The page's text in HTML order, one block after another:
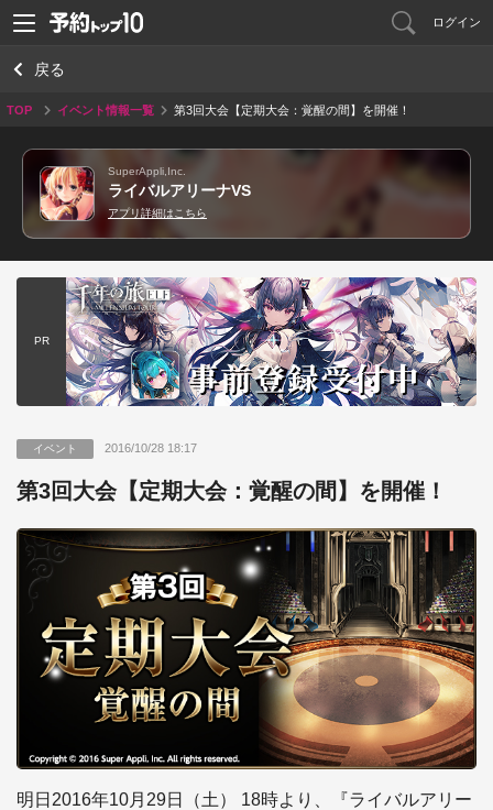
ログイン
戻る
TOP イベント情報一覧 第3回大会【定期大会：覚醒の間】を開催！
SuperAppli,Inc.
ライバルアリーナVS
アプリ詳細はこちら
PR
イベント 2016/10/28 18:17
第3回大会【定期大会：覚醒の間】を開催！
明日2016年10月29日（土） 18時より、『ライバルアリー